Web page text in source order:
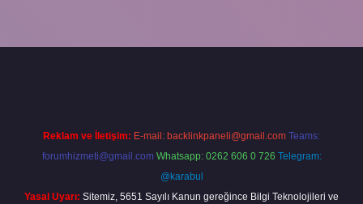
Reklam ve İletişim: E-mail: backlinkpaneli@gmail.com Teams:
forumhizmeti@gmail.com Whatsapp: 0262 606 0 726 Telegram:
@karabul
Yasal Uyarı: Sitemiz, 5651 Sayılı Kanun gereğince Bilgi Teknolojileri ve